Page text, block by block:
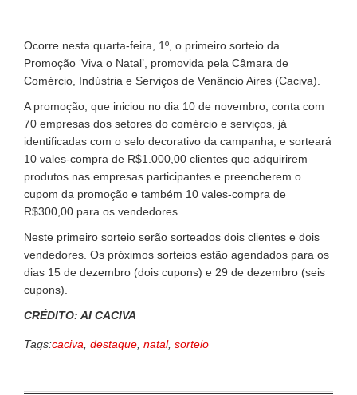
Ocorre nesta quarta-feira, 1º, o primeiro sorteio da
Promoção ‘Viva o Natal’, promovida pela Câmara de
Comércio, Indústria e Serviços de Venâncio Aires (Caciva).
A promoção, que iniciou no dia 10 de novembro, conta com
70 empresas dos setores do comércio e serviços, já
identificadas com o selo decorativo da campanha, e sorteará
10 vales-compra de R$1.000,00 clientes que adquirirem
produtos nas empresas participantes e preencherem o
cupom da promoção e também 10 vales-compra de
R$300,00 para os vendedores.
Neste primeiro sorteio serão sorteados dois clientes e dois
vendedores. Os próximos sorteios estão agendados para os
dias 15 de dezembro (dois cupons) e 29 de dezembro (seis
cupons).
CRÉDITO: AI CACIVA
Tags:caciva destaque natal, sorteio